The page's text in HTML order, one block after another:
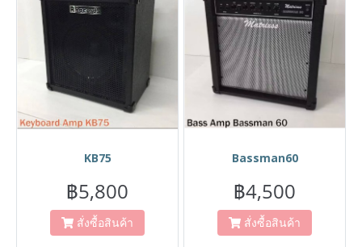
KB75
฿5,800
สั่งซื้อสินค้า
Bassman60
฿4,500
สั่งซื้อสินค้า